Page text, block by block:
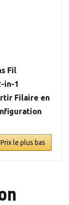
Fil
in-1
Filaire en
Prix le plus bas